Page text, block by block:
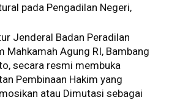
pada Pengadilan Negeri,
Jenderal Badan Peradilan
Mahkamah Agung RI, Bambang
secara resmi membuka
Pembinaan Hakim yang
atau Dimutasi sebagai